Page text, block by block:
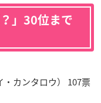
」30位まで
カンタロウ） 107票